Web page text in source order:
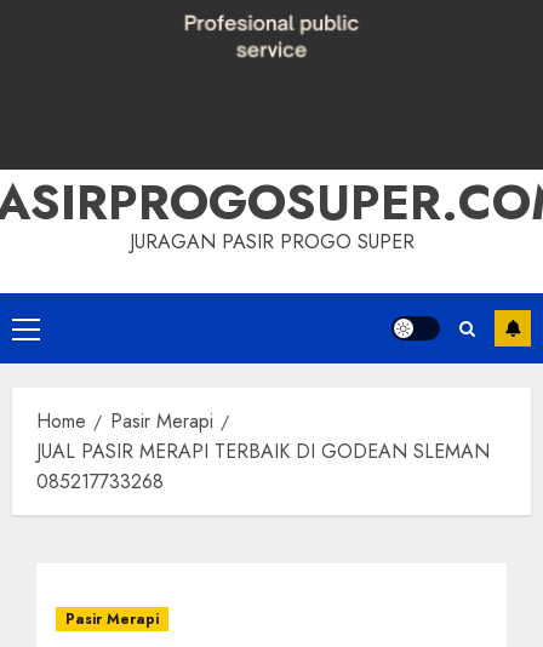
JURAGAN PASIR PROGO SUPER
Primary
Menu
Home
Pasir Merapi
JUAL PASIR MERAPI TERBAIK DI GODEAN SLEMAN
085217733268
Pasir Merapi